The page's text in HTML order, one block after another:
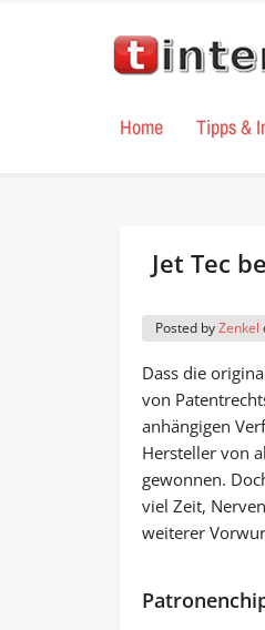
Home Tipps &
Jet Tec
Posted byZenkel
Dass die
von
anhängigen
Hersteller von
gewonnen.
viel Zeit,
weiterer